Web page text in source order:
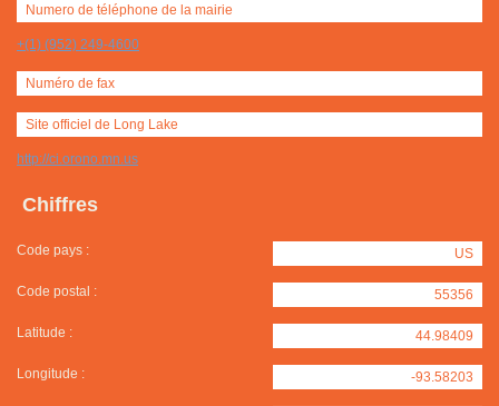
Numero de téléphone de la mairie
+(1) (952) 249-4600
Numéro de fax
Site officiel de Long Lake
http://ci.orono.mn.us
Chiffres
Code pays : US
Code postal : 55356
Latitude : 44.98409
Longitude : -93.58203